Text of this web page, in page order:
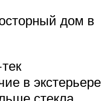
дом в
в экстерьере